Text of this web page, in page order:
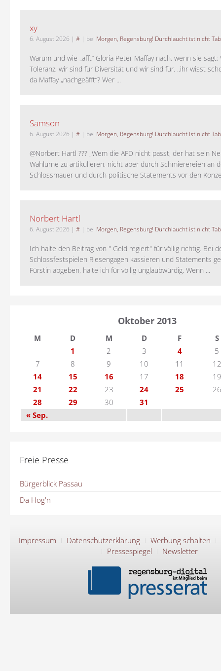
xy
6. August 2026 | # | bei Morgen, Regensburg! Durchlaucht ist nicht
Warum und wie „äfft“ Gloria Peter Maffay nach, wenn sie
Toleranz, wir sind für Diversität und wir sind für. ..ihr wisst
da Maffay „nachgeäfft“? Wer ...
Samson
6. August 2026 | # | bei Morgen, Regensburg! Durchlaucht ist nicht
@Norbert Hartl ??? „Wem die AFD nicht passt, der hat sein
Wahlurne zu artikulieren, nicht aber durch Schmierereien an
Schlossmauer und durch politische Statements vor den
Norbert Hartl
6. August 2026 | # | bei Morgen, Regensburg! Durchlaucht ist nicht
Ich halte den Beitrag von " Geld regiert" für völlig richtig. Bei
Schlossfestspielen Riesengagen kassieren und Statements
Fürstin abgeben, halte ich für völlig unglaubwürdig. Wenn ...
Oktober 2013
M D M D F
S
1
2 3 4
5
7
8 9 10 11
12
14
15 16 17 18
19
21
22 23 24 25
26
28
29 30
31
« Sep.
Freie Presse
Bürgerblick Passau
Da Hog'n
Impressum Datenschutzerklärung
Werbung schalten
Pressespiegel
Newsletter